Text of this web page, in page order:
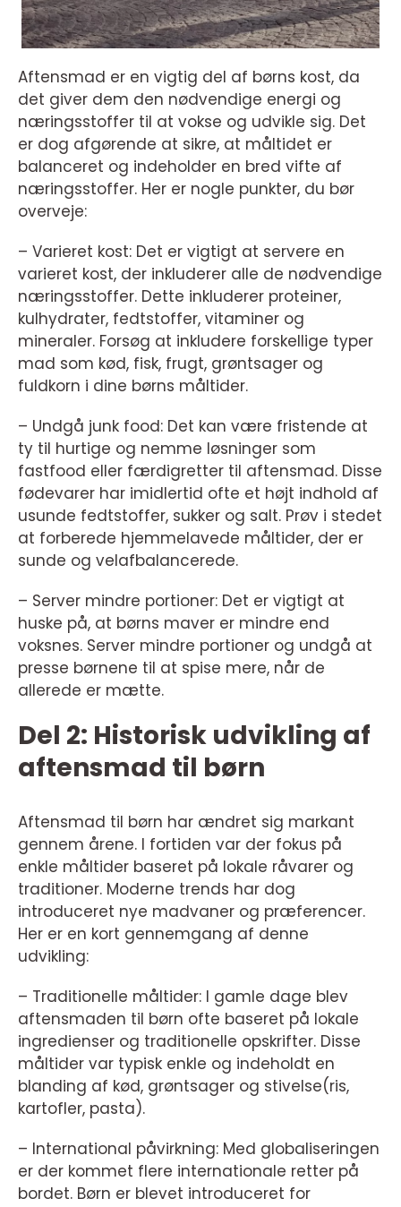
Aftensmad er en vigtig del af børns kost, da
det giver dem den nødvendige energi og
næringsstoffer til at vokse og udvikle sig. Det
er dog afgørende at sikre, at måltidet er
balanceret og indeholder en bred vifte af
næringsstoffer. Her er nogle punkter, du bør
overveje:
– Varieret kost: Det er vigtigt at servere en
varieret kost, der inkluderer alle de nødvendige
næringsstoffer. Dette inkluderer proteiner,
kulhydrater, fedtstoffer, vitaminer og
mineraler. Forsøg at inkludere forskellige typer
mad som kød, fisk, frugt, grøntsager og
fuldkorn i dine børns måltider.
– Undgå junk food: Det kan være fristende at
ty til hurtige og nemme løsninger som
fastfood eller færdigretter til aftensmad. Disse
fødevarer har imidlertid ofte et højt indhold af
usunde fedtstoffer, sukker og salt. Prøv i stedet
at forberede hjemmelavede måltider, der er
sunde og velafbalancerede.
– Server mindre portioner: Det er vigtigt at
huske på, at børns maver er mindre end
voksnes. Server mindre portioner og undgå at
presse børnene til at spise mere, når de
allerede er mætte.
Del 2: Historisk udvikling af
aftensmad til børn
Aftensmad til børn har ændret sig markant
gennem årene. I fortiden var der fokus på
enkle måltider baseret på lokale råvarer og
traditioner. Moderne trends har dog
introduceret nye madvaner og præferencer.
Her er en kort gennemgang af denne
udvikling:
– Traditionelle måltider: I gamle dage blev
aftensmaden til børn ofte baseret på lokale
ingredienser og traditionelle opskrifter. Disse
måltider var typisk enkle og indeholdt en
blanding af kød, grøntsager og stivelse(ris,
kartofler, pasta).
– International påvirkning: Med globaliseringen
er der kommet flere internationale retter på
bordet. Børn er blevet introduceret for